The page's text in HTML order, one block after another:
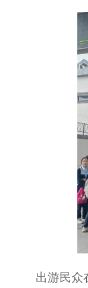
出游民众